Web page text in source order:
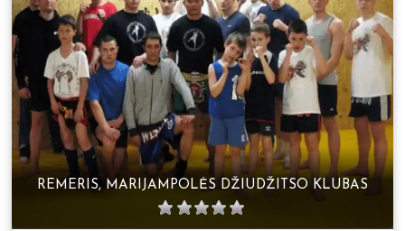
REMERIS, MARIJAMPOLĖS DŽIUDŽITSO KLUBAS